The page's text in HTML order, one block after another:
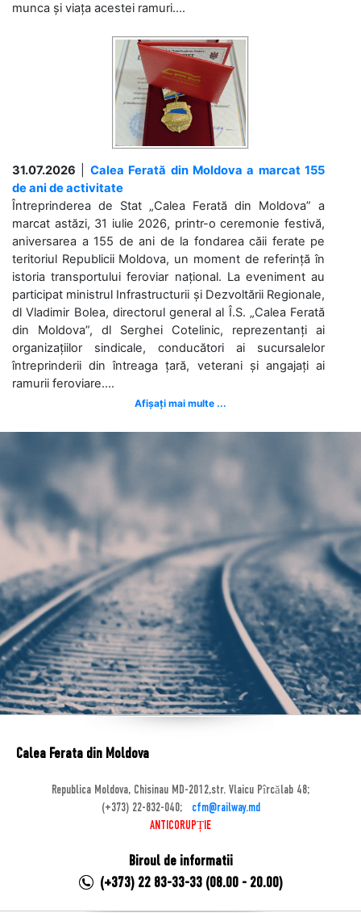
munca și viața acestei ramuri....
31.07.2026
Calea Ferată din Moldova a marcat 155
de ani de activitate
Întreprinderea de Stat „Calea Ferată din Moldova” a
marcat astăzi, 31 iulie 2026, printr-o ceremonie festivă,
aniversarea a 155 de ani de la fondarea căii ferate pe
teritoriul Republicii Moldova, un moment de referință în
istoria transportului feroviar național. La eveniment au
participat ministrul Infrastructurii și Dezvoltării Regionale,
dl Vladimir Bolea, directorul general al Î.S. „Calea Ferată
din Moldova”, dl Serghei Cotelinic, reprezentanți ai
organizațiilor sindicale, conducători ai sucursalelor
întreprinderii din întreaga țară, veterani și angajați ai
ramurii feroviare....
Afișați mai multe ...
Calea Ferata din Moldova
Republica Moldova, Chisinau MD-2012,str. Vlaicu Pîrcălab 48;
(+373) 22-832-040;
cfm@railway.md
ANTICORUPȚIE
Biroul de informatii
(+373) 22 83-33-33 (08.00 - 20.00)